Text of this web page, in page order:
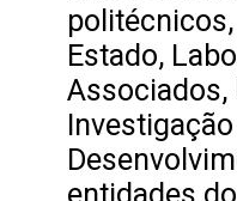
Estado,
Associados,